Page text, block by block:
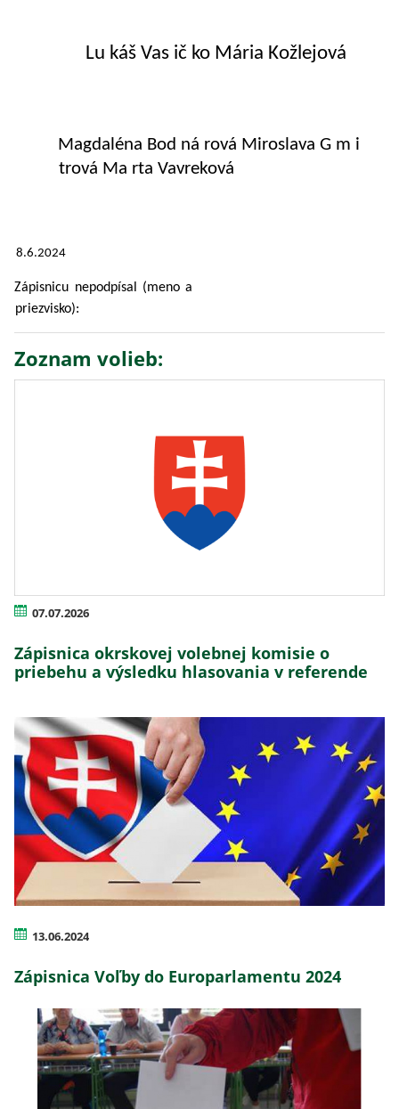
Lu káš Vas ič ko Mária Kožlejová
Magdaléna Bod ná rová Miroslava G m i
trová Ma rta Vavreková
8.6.2024
Zápisnicu nepodpísal (meno a
priezvisko):
Zoznam volieb:
07.07.2026
Zápisnica okrskovej volebnej komisie o
priebehu a výsledku hlasovania v referende
13.06.2024
Zápisnica Voľby do Europarlamentu 2024